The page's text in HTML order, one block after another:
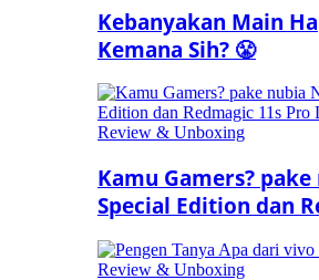
Kebanyakan Main
Kemana Sih? 😤
Review & Unboxing
Kamu Gamers? pake
Special Edition dan
Review & Unboxing